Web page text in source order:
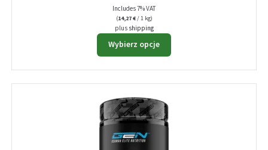
Includes 7% VAT
(14,27€/ 1 kg)
plus shipping
Wybierz opcje
Ten
produkt